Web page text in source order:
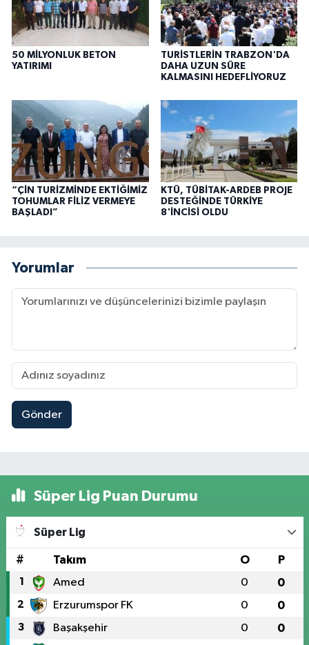
50 MİLYONLUK BETON
YATIRIMI
TURİSTLERİN TRABZON'DA
DAHA UZUN SÜRE
KALMASINI HEDEFLİYORUZ
“ÇİN TURİZMİNDE EKTİĞİMİZ
TOHUMLAR FİLİZ VERMEYE
BAŞLADI”
KTÜ, TÜBİTAK-ARDEB PROJE
DESTEĞİNDE TÜRKİYE
8'İNCİSİ OLDU
Yorumlar
Gönder
Süper Lig Puan Durumu
Süper Lig
# Takım O P
1 Amed 0 0
2 Erzurumspor FK 0 0
3 Başakşehir 0 0